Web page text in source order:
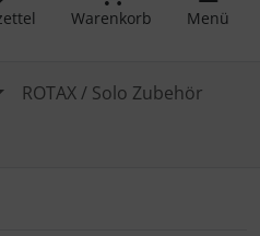
Warenkorb Menü
ROTAX / Solo Zubehör